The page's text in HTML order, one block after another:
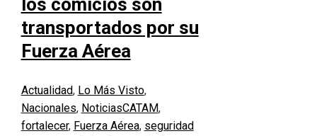
los comicios son
transportados por su
Fuerza Aérea
Actualidad, Lo Más Visto,
Nacionales, NoticiasCATAM,
fortalecer, Fuerza Aérea, seguridad